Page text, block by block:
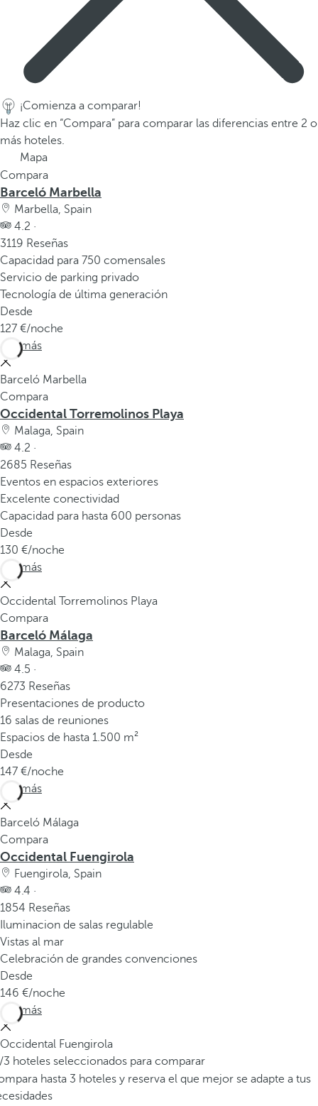
e
l
a
e
n
t
a
n
a
e
m
e
r
e
n
t
e
.
¡Comienza a comparar!
Haz clic en “Compara” para comparar las diferencias entre 2 o
más hoteles.
Mapa
Compara
Barceló Marbella
Marbella, Spain
4.2 ·
3119 Reseñas
Capacidad para 750 comensales
Servicio de parking privado
Tecnología de última generación
Desde
127
/noche
Ver más
Barceló Marbella
Compara
Occidental Torremolinos Playa
Malaga, Spain
4.2 ·
2685 Reseñas
Eventos en espacios exteriores
Excelente conectividad
Capacidad para hasta 600 personas
Desde
130
/noche
Ver más
Occidental Torremolinos Playa
Compara
Barceló Málaga
Malaga, Spain
4.5 ·
6273 Reseñas
Presentaciones de producto
16 salas de reuniones
Espacios de hasta 1.500 m²
Desde
147
/noche
Ver más
Barceló Málaga
Compara
Occidental Fuengirola
Fuengirola, Spain
4.4 ·
1854 Reseñas
Iluminacion de salas regulable
Vistas al mar
Celebración de grandes convenciones
Desde
146
/noche
Ver más
Occidental Fuengirola
/3 hoteles seleccionados para comparar
hasta 3 hoteles y reserva el que mejor se adapte a tus